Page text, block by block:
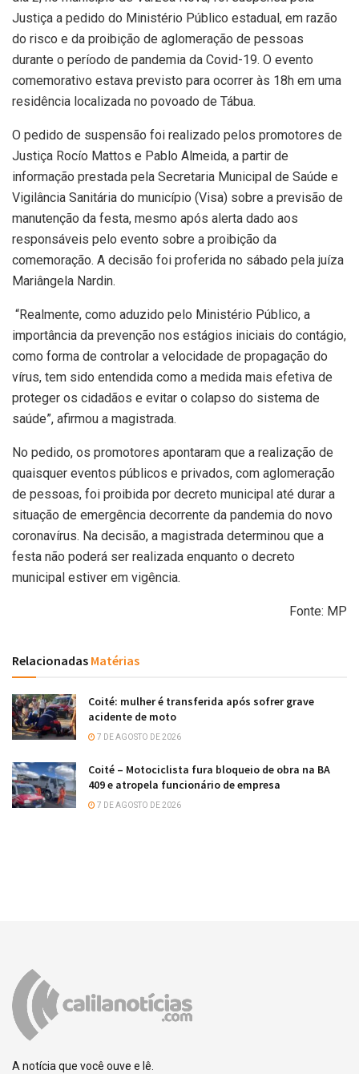
Justiça a pedido do Ministério Público estadual, em razão
do risco e da proibição de aglomeração de pessoas
durante o período de pandemia da Covid-19. O evento
comemorativo estava previsto para ocorrer às 18h em uma
residência localizada no povoado de Tábua.
O pedido de suspensão foi realizado pelos promotores de
Justiça Rocío Mattos e Pablo Almeida, a partir de
informação prestada pela Secretaria Municipal de Saúde e
Vigilância Sanitária do município (Visa) sobre a previsão de
manutenção da festa, mesmo após alerta dado aos
responsáveis pelo evento sobre a proibição da
comemoração. A decisão foi proferida no sábado pela juíza
Mariângela Nardin.
“Realmente, como aduzido pelo Ministério Público, a
importância da prevenção nos estágios iniciais do contágio,
como forma de controlar a velocidade de propagação do
vírus, tem sido entendida como a medida mais efetiva de
proteger os cidadãos e evitar o colapso do sistema de
saúde”, afirmou a magistrada.
No pedido, os promotores apontaram que a realização de
quaisquer eventos públicos e privados, com aglomeração
de pessoas, foi proibida por decreto municipal até durar a
situação de emergência decorrente da pandemia do novo
coronavírus. Na decisão, a magistrada determinou que a
festa não poderá ser realizada enquanto o decreto
municipal estiver em vigência.
Fonte: MP
Relacionadas Matérias
Coité: mulher é transferida após sofrer grave
acidente de moto
7 DE AGOSTO DE 2026
Coité – Motociclista fura bloqueio de obra na BA
409 e atropela funcionário de empresa
7 DE AGOSTO DE 2026
A notícia que você ouve e lê.